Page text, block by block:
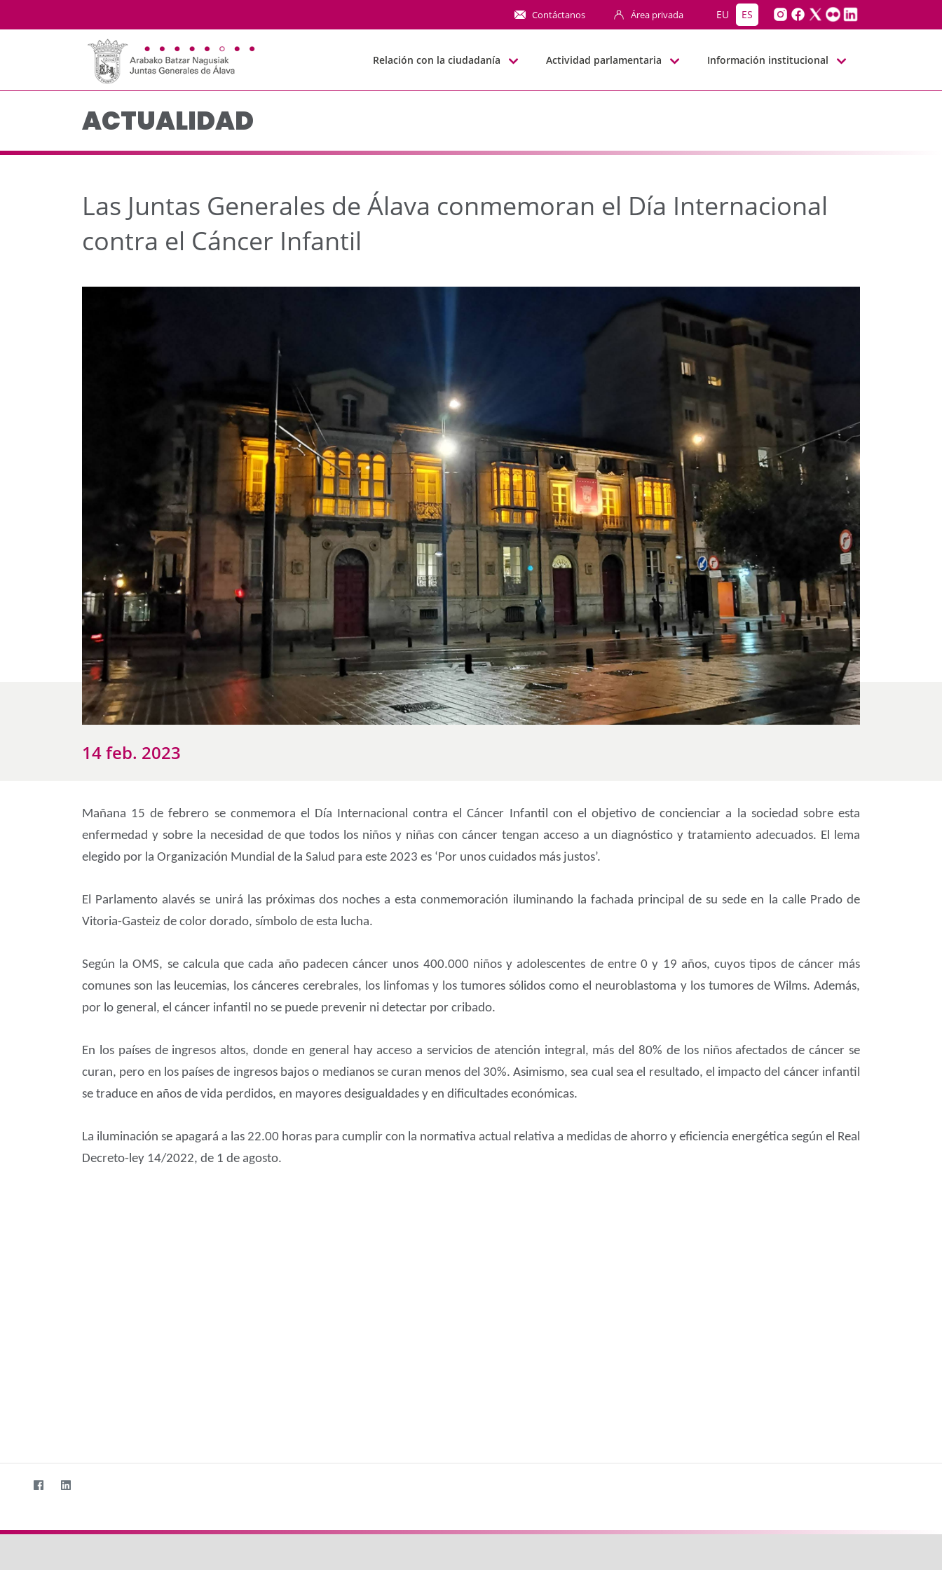
Las Juntas Generales de Álava conmemoran el Día Internacional
Contáctanos Área privada EU ES
Relación con la ciudadanía Actividad parlamentaria Información institucional
ACTUALIDAD
Las Juntas Generales de Álava conmemoran el Día Internacional
contra el Cáncer Infantil
14 feb. 2023
Mañana 15 de febrero se conmemora el Día Internacional contra el Cáncer Infantil con el objetivo de concienciar a la sociedad sobre esta
enfermedad y sobre la necesidad de que todos los niños y niñas con cáncer tengan acceso a un diagnóstico y tratamiento adecuados. El lema
elegido por la Organización Mundial de la Salud para este 2023 es ‘Por unos cuidados más justos’.
El Parlamento alavés se unirá las próximas dos noches a esta conmemoración iluminando la fachada principal de su sede en la calle Prado de
Vitoria-Gasteiz de color dorado, símbolo de esta lucha.
Según la OMS, se calcula que cada año padecen cáncer unos 400.000 niños y adolescentes de entre 0 y 19 años, cuyos tipos de cáncer más
comunes son las leucemias, los cánceres cerebrales, los linfomas y los tumores sólidos como el neuroblastoma y los tumores de Wilms. Además,
por lo general, el cáncer infantil no se puede prevenir ni detectar por cribado.
En los países de ingresos altos, donde en general hay acceso a servicios de atención integral, más del 80% de los niños afectados de cáncer se
curan, pero en los países de ingresos bajos o medianos se curan menos del 30%. Asimismo, sea cual sea el resultado, el impacto del cáncer infantil
se traduce en años de vida perdidos, en mayores desigualdades y en dificultades económicas.
La iluminación se apagará a las 22.00 horas para cumplir con la normativa actual relativa a medidas de ahorro y eficiencia energética según el Real
Decreto-ley 14/2022, de 1 de agosto.